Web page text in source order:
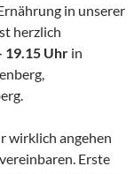
in unserer
herzlich
19.15 Uhr in
wirklich angehen
Erste